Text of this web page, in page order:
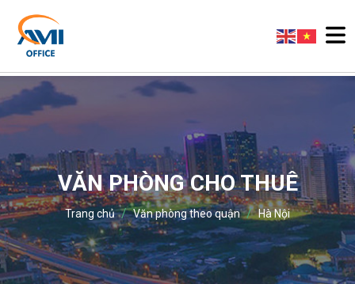
VĂN PHÒNG CHO THUÊ
Trang chủ /Văn phòng theo quận /Hà Nội